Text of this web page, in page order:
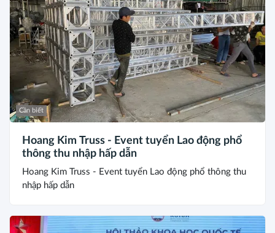
Cần biết
Hoang Kim Truss - Event tuyển Lao động phổ
thông thu nhập hấp dẫn
Hoang Kim Truss - Event tuyển Lao động phổ thông thu
nhập hấp dẫn